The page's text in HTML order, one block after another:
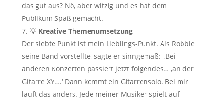
das gut aus? Nö, aber witzig und es hat dem
Publikum Spaß gemacht.
💡 Kreative Themenumsetzung
Der siebte Punkt ist mein Lieblings-Punkt. Als Robbie
seine Band vorstellte, sagte er sinngemäß: „Bei
anderen Konzerten passiert jetzt folgendes… ‚an der
Gitarre XY….‘ Dann kommt ein Gitarrensolo. Bei mir
läuft das anders. Jede meiner Musiker spielt auf